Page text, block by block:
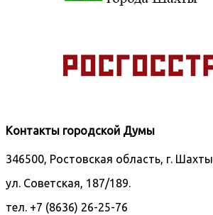
Контакты городской Думы
346500, Ростовская область, г. Шахты,
ул. Советская, 187/189.
тел. +7 (8636) 26-25-76